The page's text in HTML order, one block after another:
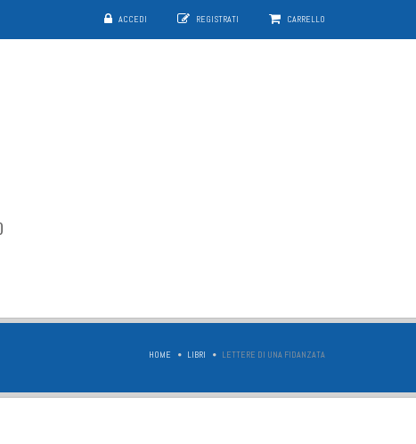
ACCEDI REGISTRATI CARRELLO
HOME LIBRI LETTERE DI UNA FIDANZATA